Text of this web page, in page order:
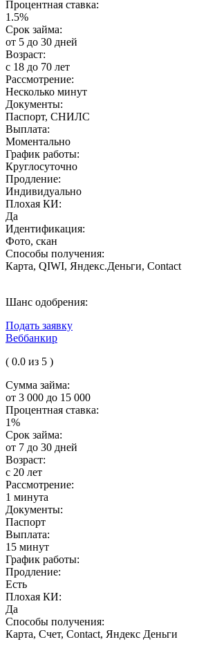
Процентная ставка:
1.5%
Срок займа:
от 5 до 30 дней
Возраст:
с 18 до 70 лет
Рассмотрение:
Несколько минут
Документы:
Паспорт, СНИЛС
Выплата:
Моментально
График работы:
Круглосуточно
Продление:
Индивидуально
Плохая КИ:
Да
Идентификация:
Фото, скан
Способы получения:
Карта, QIWI, Яндекс.Деньги, Contact
Шанс одобрения:
Подать заявку
Веббанкир
( 0.0 из 5 )
Сумма займа:
от 3 000 до 15 000
Процентная ставка:
1%
Срок займа:
от 7 до 30 дней
Возраст:
с 20 лет
Рассмотрение:
1 минута
Документы:
Паспорт
Выплата:
15 минут
График работы:
Продление:
Есть
Плохая КИ:
Да
Способы получения:
Карта, Счет, Contact, Яндекс Деньги